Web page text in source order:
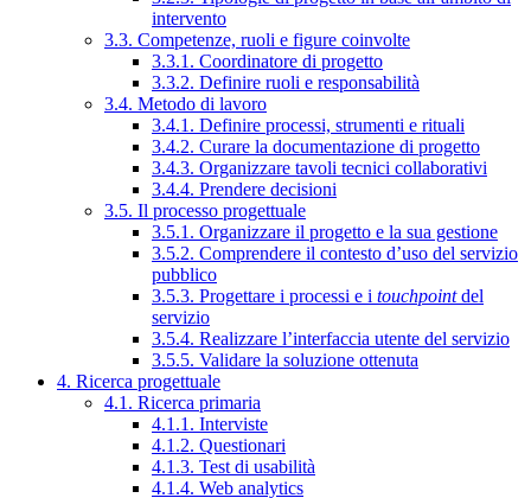
intervento
3.3. Competenze, ruoli e figure coinvolte
3.3.1. Coordinatore di progetto
3.3.2. Definire ruoli e responsabilità
3.4. Metodo di lavoro
3.4.1. Definire processi, strumenti e rituali
3.4.2. Curare la documentazione di progetto
3.4.3. Organizzare tavoli tecnici collaborativi
3.4.4. Prendere decisioni
3.5. Il processo progettuale
3.5.1. Organizzare il progetto e la sua gestione
3.5.2. Comprendere il contesto d’uso del servizio
pubblico
3.5.3. Progettare i processi e i touchpointdel
servizio
3.5.4. Realizzare l’interfaccia utente del servizio
3.5.5. Validare la soluzione ottenuta
4. Ricerca progettuale
4.1. Ricerca primaria
4.1.1. Interviste
4.1.2. Questionari
4.1.3. Test di usabilità
4.1.4. Web analytics